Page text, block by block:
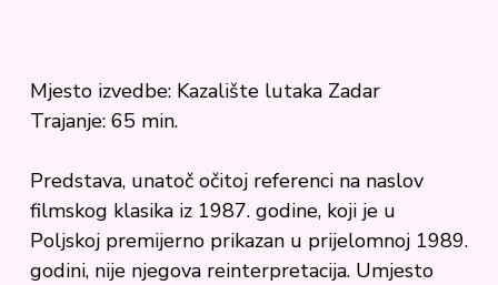
Mjesto izvedbe: Kazalište lutaka Zadar
Trajanje: 65 min.
Predstava, unatoč očitoj referenci na naslov
filmskog klasika iz 1987. godine, koji je u
Poljskoj premijerno prikazan u prijelomnoj 1989.
godini, nije njegova reinterpretacija. Umjesto